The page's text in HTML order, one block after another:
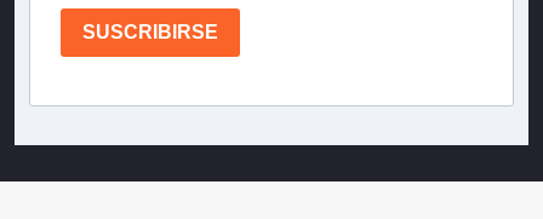
SUSCRIBIRSE